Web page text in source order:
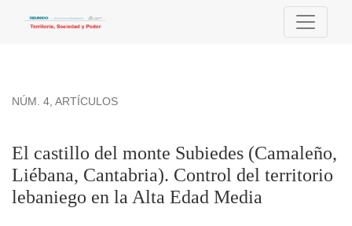
El castillo del monte Subiedes (Camaleño, Liébana,
NÚM. 4, ARTÍCULOS
El castillo del monte Subiedes (Camaleño,
Liébana, Cantabria). Control del territorio
lebaniego en la Alta Edad Media